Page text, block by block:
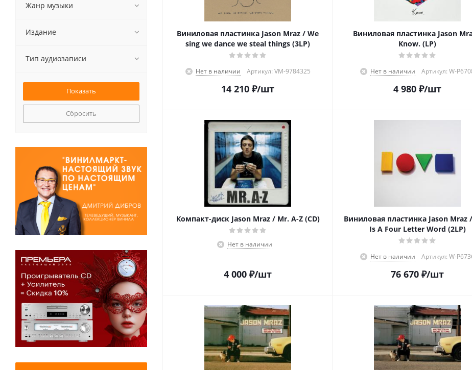
Виниловая пластинка Jason Mraz / We
sing we dance we steal things (3LP)
Нет в наличии Артикул: VM-9784325
14 210 ₽/шт
Виниловая пластинка Jason
Know. (LP)
Нет в наличии Артикул: W-
4 980 ₽/шт
Компакт-диск Jason Mraz / Mr. A-Z (CD)
Нет в наличии
4 000 ₽/шт
Виниловая пластинка Jason Mraz
Is A Four Letter Word (2LP)
Нет в наличии Артикул: W-
76 670 ₽/шт
Жанр музыки
Издание
Тип аудиозаписи
Сбросить